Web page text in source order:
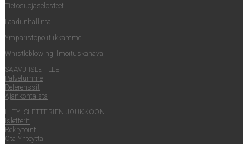
Tie­to­suo­ja­se­los­teet
Laa­dun­hal­lin­ta
Ympä­ris­tö­po­li­tiik­kam­me
Whist­le­blowing ilmoituskanava
SAA­VU ISLETILLE
Pal­ve­lum­me
Refe­rens­sit
Ajan­koh­tais­ta
LII­TY ISLET­TE­RIEN JOUKKOON
Islet­te­rit
Rek­ry­toin­ti
Ota Yhteyt­tä